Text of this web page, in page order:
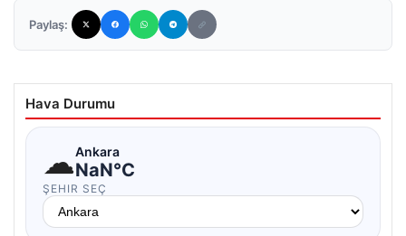
Paylaş:
Hava Durumu
☁Ankara
NaN°C
ŞEHIR SEÇ